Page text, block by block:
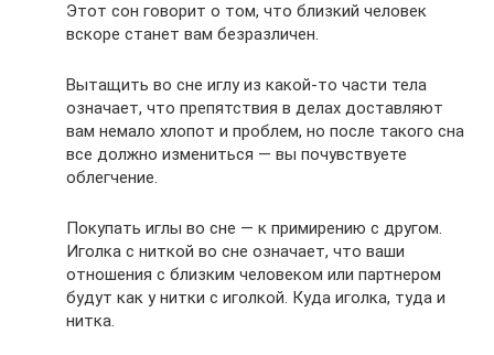
Этот сон говорит о том, что близкий человек
вскоре станет вам безразличен.
Вытащить во сне иглу из какой-то части тела
означает, что препятствия в делах доставляют
вам немало хлопот и проблем, но после такого сна
все должно измениться — вы почувствуете
облегчение.
Покупать иглы во сне — к примирению с другом.
Иголка с ниткой во сне означает, что ваши
отношения с близким человеком или партнером
будут как у нитки с иголкой. Куда иголка, туда и
нитка.